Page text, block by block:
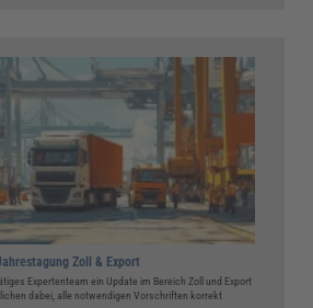
Zoll & Export
Expertenteam ein Update im Bereich Zoll und Export
dabei, alle notwendigen Vorschriften korrekt